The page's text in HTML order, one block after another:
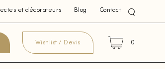
et décorateurs Blog Contact
Wishlist / Devis 0